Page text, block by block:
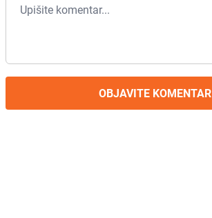
OBJAVITE KOMENTAR